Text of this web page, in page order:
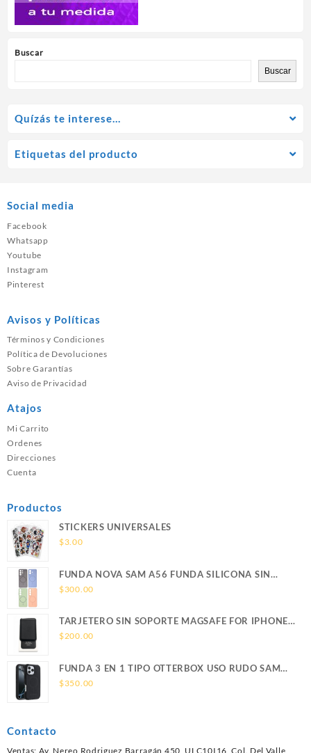
Buscar
Buscar
Quízás te interese…
Etiquetas del producto
Social media
Facebook
Whatsapp
Youtube
Instagram
Pinterest
Avisos y Políticas
Términos y Condiciones
Política de Devoluciones
Sobre Garantías
Aviso de Privacidad
Atajos
Mi Carrito
Ordenes
Direcciones
Cuenta
Productos
STICKERS UNIVERSALES
$3.00
FUNDA NOVA SAM A56 FUNDA SILICONA SIN
SOPORTE MAGNETICO SAMSUNG
$300.00
TARJETERO SIN SOPORTE MAGSAFE FOR IPHONE
LEATHER WALLET MAGSAFE
$200.00
FUNDA 3 EN 1 TIPO OTTERBOX USO RUDO SAM
S26 ULTRA SAMSUNG S26 ULTRA
$350.00
Contacto
Ventas: Av. Nereo Rodriguez Barragán 450, ULC10I16, Col. Del Valle,